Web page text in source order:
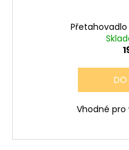
Přetahovadlo
DO
Vhodné pro